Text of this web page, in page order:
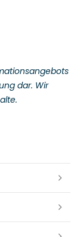
dar. Wir